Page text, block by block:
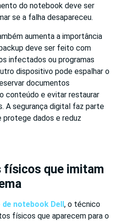
do notebook deve ser
se a falha desapareceu.
aumenta a importância
deve ser feito com
infectados ou programas
dispositivo pode espalhar o
documentos
conteúdo e evitar restaurar
A segurança digital faz parte
protege dados e reduz
físicos que imitam
notebook Dell, o técnico
físicos que aparecem para o